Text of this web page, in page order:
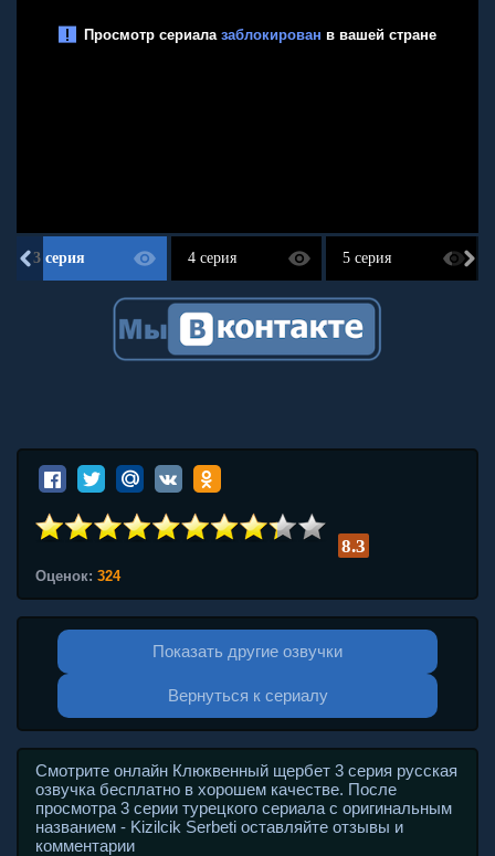
3 серия 4 серия 5 серия
8.3
Оценок: 324
Показать другие озвучки
Вернуться к сериалу
Смотрите онлайн Клюквенный щербет 3 серия русская
озвучка бесплатно в хорошем качестве. После
просмотра 3 серии турецкого сериала с оригинальным
названием - Kizilcik Serbeti оставляйте отзывы и
комментарии